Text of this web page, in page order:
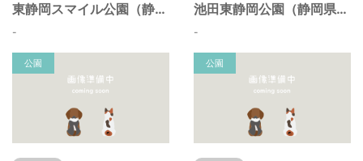
東静岡スマイル公園（静岡県静岡市）
-
池田東静岡公園（静岡県静岡市）
-
公園 公園